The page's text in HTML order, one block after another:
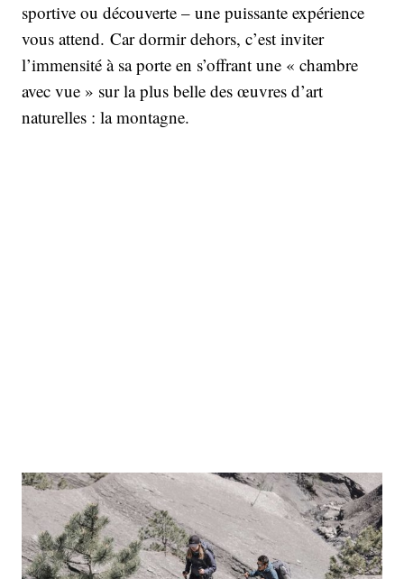
sportive ou découverte – une puissante expérience
vous attend. Car dormir dehors, c’est inviter
l’immensité à sa porte en s’offrant une « chambre
avec vue » sur la plus belle des œuvres d’art
naturelles : la montagne.